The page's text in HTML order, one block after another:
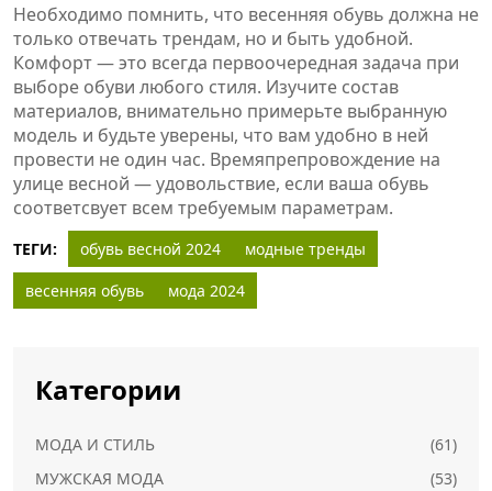
Необходимо помнить, что весенняя обувь должна не
только отвечать трендам, но и быть удобной.
Комфорт — это всегда первоочередная задача при
выборе обуви любого стиля. Изучите состав
материалов, внимательно примерьте выбранную
модель и будьте уверены, что вам удобно в ней
провести не один час. Времяпрепровождение на
улице весной — удовольствие, если ваша обувь
соответсвует всем требуемым параметрам.
ТЕГИ: обувь весной 2024
модные тренды
весенняя обувь
мода 2024
Категории
МОДА И СТИЛЬ
(61)
МУЖСКАЯ МОДА
(53)